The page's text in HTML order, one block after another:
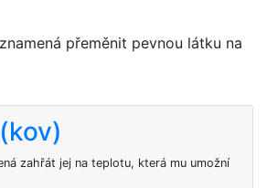
přeměnit pevnou látku na
zahřát jej na teplotu, která mu umožní